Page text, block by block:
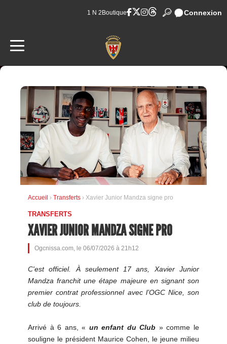
1 N 2 Boutique Connexion
Accueil › Transferts › Xavier Junior Mandza signe pro
TRANSFERTS
XAVIER JUNIOR MANDZA SIGNE PRO
Ogcnissa.com, le 06/07/2026 à 21h12
C'est officiel. À seulement 17 ans, Xavier Junior
Mandza franchit une étape majeure en signant son
premier contrat professionnel avec l’OGC Nice, son
club de toujours.
Arrivé à 6 ans, « un enfant du Club » comme le
souligne le président Maurice Cohen, le jeune milieu